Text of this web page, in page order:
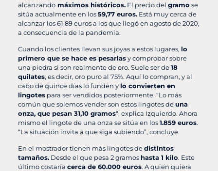
alcanzandomáximos históricos.El precio del gramo se
sitúa actualmente en los59,77 euros.Está muy cerca de
alcanzar los 61,89 euros a los que llegó en agosto de 2020,
a consecuencia de la pandemia.
Cuando los clientes llevan sus joyas a estos lugares, lo
primero que se hace es pesarlasy comprobar sobre
una piedra si son realmente de oro. Suele ser de18
quilates, es decir, oro puro al 75%. Aquí lo compran, y al
cabo de quince días lo funden y lo convierten en
lingotespara ser vendidos posteriormente. “Lo más
común que solemos vender son estos lingotes deuna
onza, que pesan 31,10 gramos“, explica Izquierdo. Ahora
mismo el lingote de una onza se sitúa en los1.859 euros.
“La situación invita a que siga subiendo”, concluye.
En el mostrador tienen más lingotes dedistintos
tamaños.Desde el que pesa 2 gramos hasta 1 kilo. Este
último costaría cerca de 60.000 euros. A quien quiera